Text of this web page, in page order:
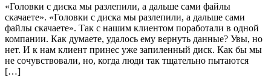
«Головки с диска мы разлепили, а дальше сами файлы
скачаете». «Головки с диска мы разлепили, а дальше сами
файлы скачаете». Так с нашим клиентом поработали в одной
компании. Как думаете, удалось ему вернуть данные? Увы, но
нет. И к нам клиент принес уже запиленный диск. Как бы мы
не сочувствовали, но, когда люди так тщательно пытаются
[…]